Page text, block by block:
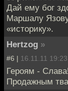
Дай ему бог
Маршалу
«историку».
Hertzog »
#6 | 16.11.11 19:23
Героям - Слава!
Продажным